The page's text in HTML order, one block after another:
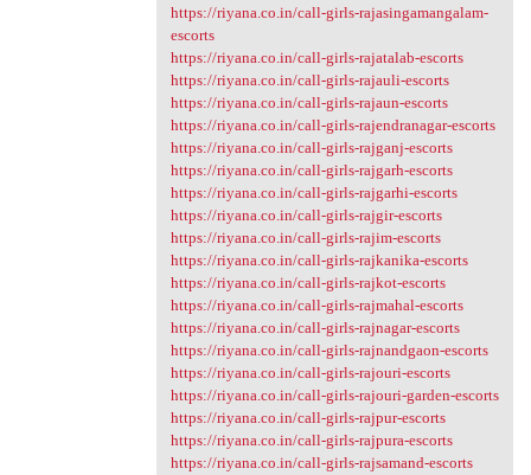
https://riyana.co.in/call-girls-rajasingamangalam-
escorts
https://riyana.co.in/call-girls-rajatalab-escorts
https://riyana.co.in/call-girls-rajauli-escorts
https://riyana.co.in/call-girls-rajaun-escorts
https://riyana.co.in/call-girls-rajendranagar-escorts
https://riyana.co.in/call-girls-rajganj-escorts
https://riyana.co.in/call-girls-rajgarh-escorts
https://riyana.co.in/call-girls-rajgarhi-escorts
https://riyana.co.in/call-girls-rajgir-escorts
https://riyana.co.in/call-girls-rajim-escorts
https://riyana.co.in/call-girls-rajkanika-escorts
https://riyana.co.in/call-girls-rajkot-escorts
https://riyana.co.in/call-girls-rajmahal-escorts
https://riyana.co.in/call-girls-rajnagar-escorts
https://riyana.co.in/call-girls-rajnandgaon-escorts
https://riyana.co.in/call-girls-rajouri-escorts
https://riyana.co.in/call-girls-rajouri-garden-escorts
https://riyana.co.in/call-girls-rajpur-escorts
https://riyana.co.in/call-girls-rajpura-escorts
https://riyana.co.in/call-girls-rajsamand-escorts